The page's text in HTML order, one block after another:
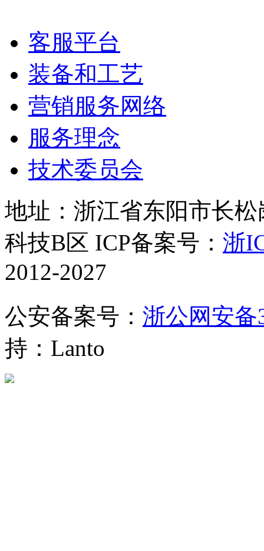
客服平台
装备和工艺
营销服务网络
服务理念
技术委员会
地址：浙江省东阳市长
科技B区 ICP备案号： 浙
2012-2027
公安备案号： 浙公网安备
持：Lanto